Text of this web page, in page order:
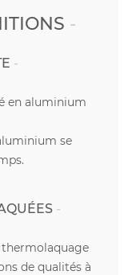
en aluminium
se
thermolaquage
de qualités à